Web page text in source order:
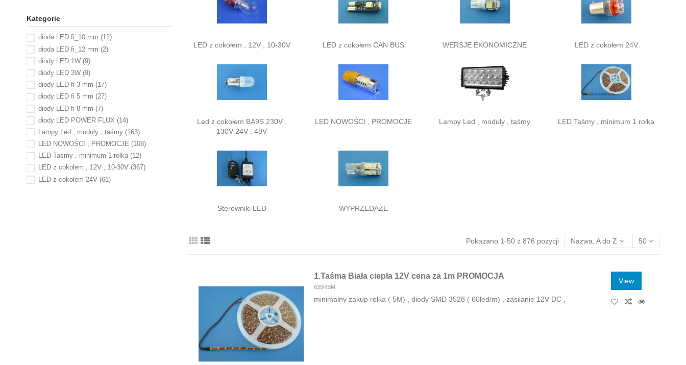
LED z cokołem , 12V , 10-30V LED z cokołem CAN BUS WERSJE EKONOMICZNE LED z cokołem 24V
Led z cokołem BA9S 230V ,
130V 24V , 48V
LED NOWOŚCI , PROMOCJE Lampy Led , moduły , taśmy LED Taśmy , minimum 1 rolka
Sterowniki LED WYPRZEDAŻE
Pokazano 1-50 z 876 pozycji Nazwa, A do Z 50
1.Taśma Biała ciepła 12V cena za 1m PROMOCJA
639RSM
minimalny zakup rolka ( 5M) , diody SMD 3528 ( 60led/m) , zasilanie 12V DC ,
View
Kategorie
dioda LED fi_10 mm (12)
dioda LED fi_12 mm (2)
diody LED 1W (9)
diody LED 3W (9)
diody LED fi 3 mm (17)
diody LED fi 5 mm (27)
diody LED fi 8 mm (7)
diody LED POWER FLUX (14)
Lampy Led , moduły , taśmy (163)
LED NOWOŚCI , PROMOCJE (108)
LED Taśmy , minimum 1 rolka (12)
LED z cokołem , 12V , 10-30V (367)
LED z cokołem 24V (61)